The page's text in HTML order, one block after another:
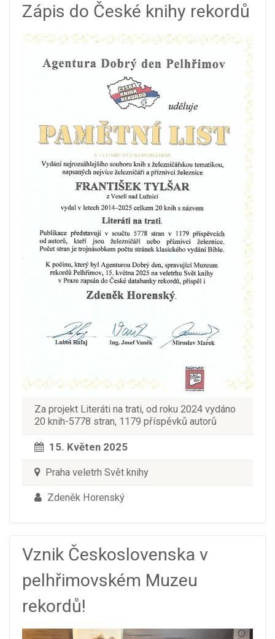
Zápis do České knihy rekordů
Za projekt Literáti na trati, od roku 2024 vydáno
20 knih-5778 stran, 1179 příspěvků autorů
15. Květen 2025
Praha veletrh Svět knihy
Zdeněk Horenský
Vznik Československa v
pelhřimovském Muzeu
rekordů!